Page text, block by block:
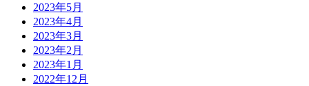
2023年5月
2023年4月
2023年3月
2023年2月
2023年1月
2022年12月